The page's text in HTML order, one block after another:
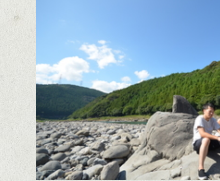
を
こ
の
ま
ち
で